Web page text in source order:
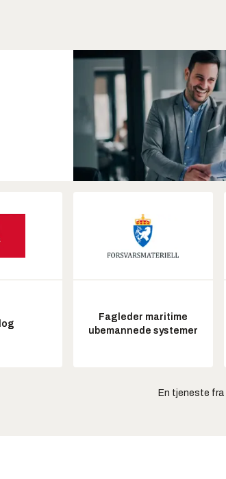
Fagleder maritime
ubemannede systemer
En tjeneste fra